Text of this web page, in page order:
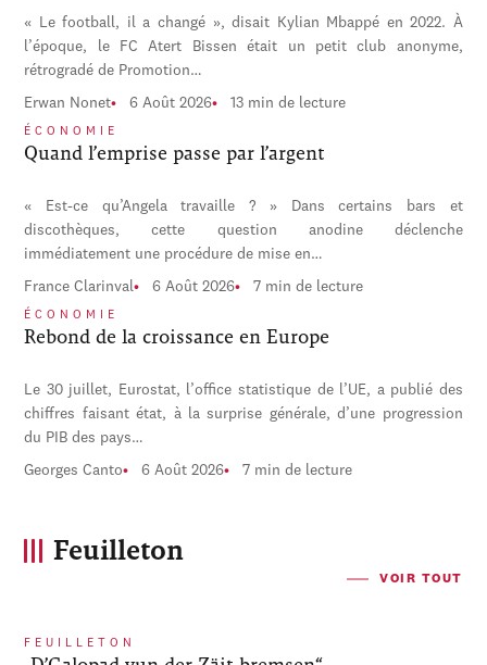
« Le football, il a changé », disait Kylian Mbappé en 2022. À
l’époque, le FC Atert Bissen était un petit club anonyme,
rétrogradé de Promotion…
Erwan Nonet 6 Août 2026 13 min de lecture
ÉCONOMIE
Quand l’emprise passe par l’argent
« Est-ce qu’Angela travaille ? » Dans certains bars et
discothèques, cette question anodine déclenche
immédiatement une procédure de mise en…
France Clarinval 6 Août 2026 7 min de lecture
ÉCONOMIE
Rebond de la croissance en Europe
Le 30 juillet, Eurostat, l’office statistique de l’UE, a publié des
chiffres faisant état, à la surprise générale, d’une progression
du PIB des pays…
Georges Canto 6 Août 2026 7 min de lecture
Feuilleton
VOIR TOUT
FEUILLETON